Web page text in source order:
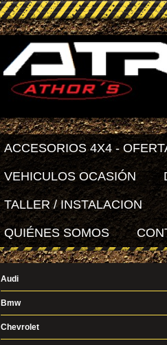
ACCESORIOS 4X4 -
VEHICULOS OCASIÓN
TALLER / INSTALACION
QUIÉNES SOMOS
Audi
Bmw
Chevrolet